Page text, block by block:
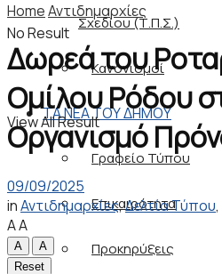
Σχεδίου (Τ.Π.Σ.)
Κανονισμοί
ΤΑ ΝΕΑ ΤΟΥ ΔΗΜΟΥ
Γραφείο Τύπου
Επικαιρότητα
Προκηρύξεις
No Result
View All Result
HomeΑντιδημαρχίες
Δωρεά του
Ομίλου Ρόδου
Οργανισμό
09/09/2025
inΑντιδημαρχίες,Δελτία Τύπου,
AA
A
A
Reset